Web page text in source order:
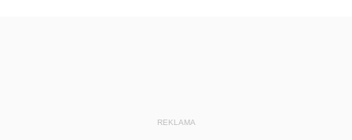
REKLAMA